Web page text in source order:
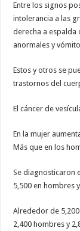
Entre los signos
intolerancia a las
derecha a espalda
anormales y
Estos y otros se
trastornos del
El cáncer de
En la mujer
Más que en los
Se diagnosticaron
5,500 en hombres
Alrededor de
2,400 hombres y